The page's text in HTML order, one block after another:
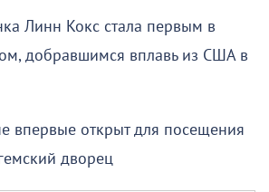
Линн Кокс стала первым в
добравшимся вплавь из США в
впервые открыт для посещения
дворец